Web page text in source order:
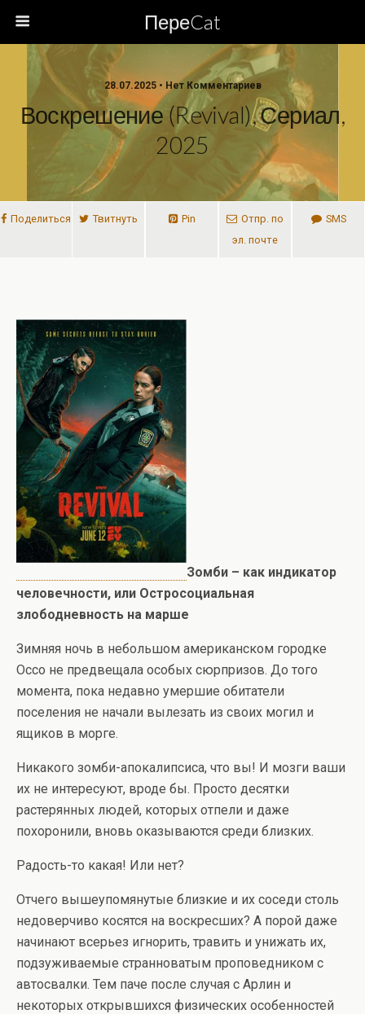
ПереCat
28.07.2025 • Нет Комментариев
Воскрешение (Revival), Сериал,
2025
Поделиться Твитнуть Pin
Отпр. по
эл. почте
SMS
Зомби – как индикатор
человечности, или Остросоциальная
злободневность на марше
Зимняя ночь в небольшом американском городке
Оссо не предвещала особых сюрпризов. До того
момента, пока недавно умершие обитатели
поселения не начали вылезать из своих могил и
ящиков в морге.
Никакого зомби-апокалипсиса, что вы! И мозги ваши
их не интересуют, вроде бы. Просто десятки
растерянных людей, которых отпели и даже
похоронили, вновь оказываются среди близких.
Радость-то какая! Или нет?
Отчего вышеупомянутые близкие и их соседи столь
недоверчиво косятся на воскресших? А порой даже
начинают всерьез игнорить, травить и унижать их,
подзуживаемые странноватым проповедником с
автосвалки. Тем паче после случая с Арлин и
некоторых открывшихся физических особенностей